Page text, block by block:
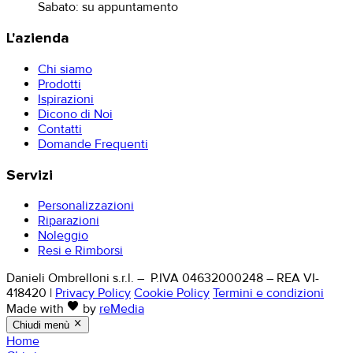
Sabato: su appuntamento
L'azienda
Chi siamo
Prodotti
Ispirazioni
Dicono di Noi
Contatti
Domande Frequenti
Servizi
Personalizzazioni
Riparazioni
Noleggio
Resi e Rimborsi
Danieli Ombrelloni s.r.l. – P.IVA 04632000248 – REA VI-
418420 | Privacy Policy Cookie Policy Termini e condizioni
Made with favorite by reMedia
Chiudi menù close
Home